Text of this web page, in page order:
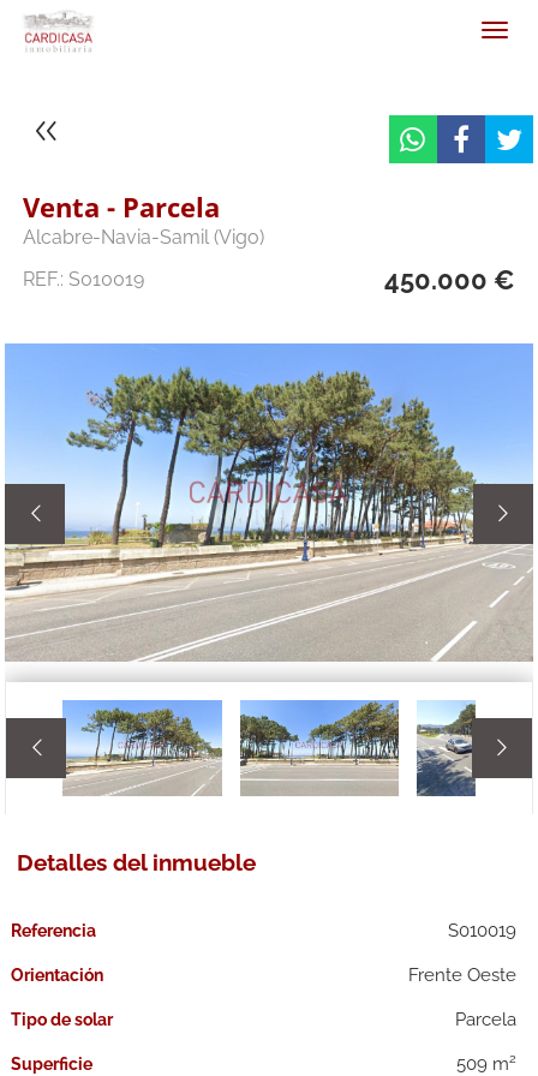
Venta - Parcela
Alcabre-Navia-Samil (Vigo)
REF.: S010019
450.000 €


 
Detalles del inmueble
Referencia S010019
Orientación Frente Oeste
Tipo de solar Parcela
Superficie 509 m2